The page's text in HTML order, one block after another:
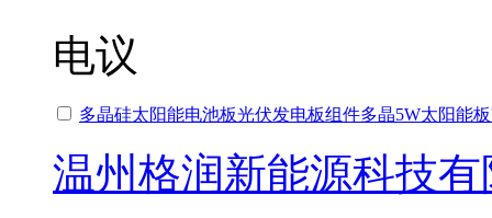
电议
多晶硅太阳能电池板光伏发电板组件多晶5W太阳能
温州格润新能源科技